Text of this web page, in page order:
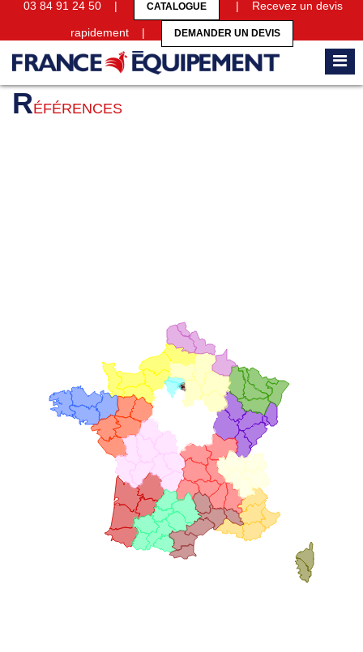
03 84 91 24 50 | CATALOGUE | Recevez un devis
rapidement | DEMANDER UN DEVIS
Accueil Références
RÉFÉRENCES